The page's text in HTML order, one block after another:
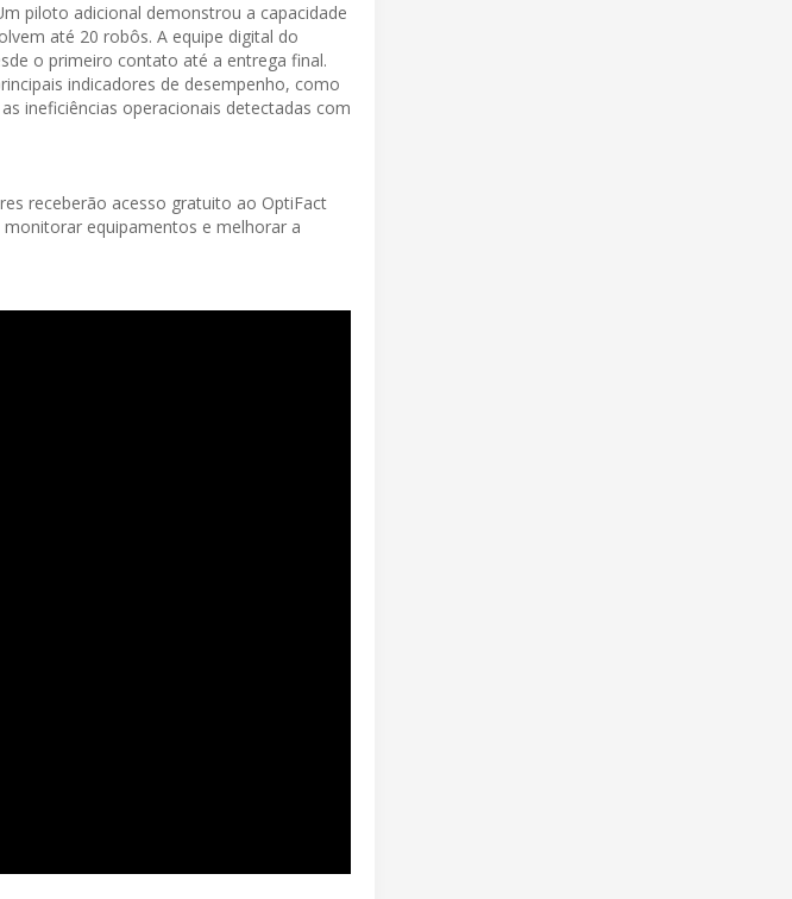
piloto adicional demonstrou a capacidade
até 20 robôs. A equipe digital do
o primeiro contato até a entrega final.
indicadores de desempenho, como
ineficiências operacionais detectadas com
receberão acesso gratuito ao OptiFact
equipamentos e melhorar a